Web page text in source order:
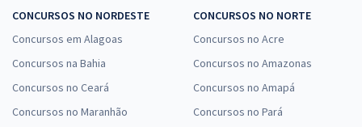
CONCURSOS NO NORDESTE
Concursos em Alagoas
Concursos na Bahia
Concursos no Ceará
Concursos no Maranhão
CONCURSOS NO NORTE
Concursos no Acre
Concursos no Amazonas
Concursos no Amapá
Concursos no Pará